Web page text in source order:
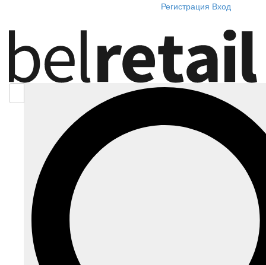
Регистрация Вход